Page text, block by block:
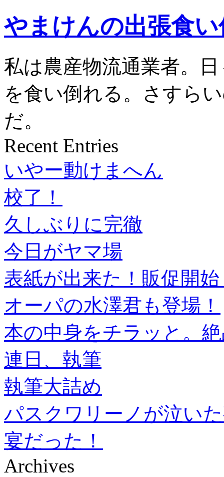
やまけんの出張食
私は農産物流通業者。
を食い倒れる。さすら
だ。
Recent Entries
いやー動けまへん
校了！
久しぶりに完徹
今日がヤマ場
表紙が出来た！販促開
オーパの水澤君も登場！
本の中身をチラッと。
連日、執筆
執筆大詰め
パスクワリーノが泣い
宴だった！
Archives